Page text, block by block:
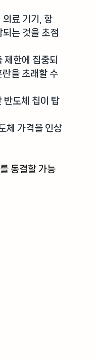
의료 기기, 항
는 것을 초점
제한에 집중되
을 초래할 수
반도체 칩이 탑
체 가격을 인상
동결할 가능